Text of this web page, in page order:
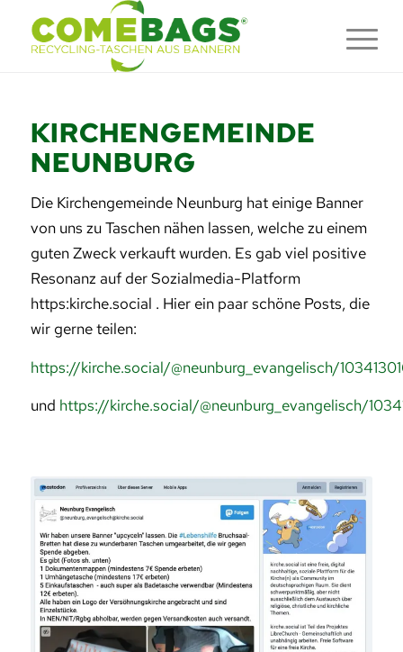
KIRCHENGEMEINDE
NEUNBURG
Die Kirchengemeinde Neunburg hat einige Banner
von uns zu Taschen nähen lassen, welche zu einem
guten Zweck verkauft wurden. Es gab viel positive
Resonanz auf der Sozialmedia-Platform
https:kirche.social . Hier ein paar schöne Posts, die
wir gerne teilen:
https://kirche.social/@neunburg_evangelisch/
und https://kirche.social/@neunburg_evangelisch/